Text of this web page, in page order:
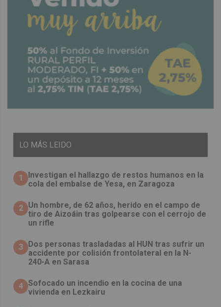
LO MÁS LEIDO
1
Investigan el hallazgo de restos humanos en la
cola del embalse de Yesa, en Zaragoza
2 Un hombre, de 62 años, herido en el campo de
tiro de Aizoáin tras golpearse con el cerrojo de
un rifle
3
​Dos personas trasladadas al HUN tras sufrir un
accidente por colisión frontolateral en la N-
240-A en Sarasa
4 Sofocado un incendio en la cocina de una
vivienda en Lezkairu